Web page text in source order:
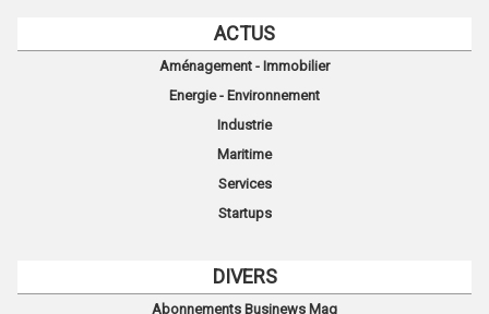
ACTUS
Aménagement - Immobilier
Energie - Environnement
Industrie
Maritime
Services
Startups
DIVERS
Abonnements Businews Mag